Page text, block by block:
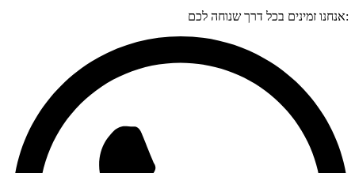
:אנחנו זמינים בכל דרך שנוחה לכם